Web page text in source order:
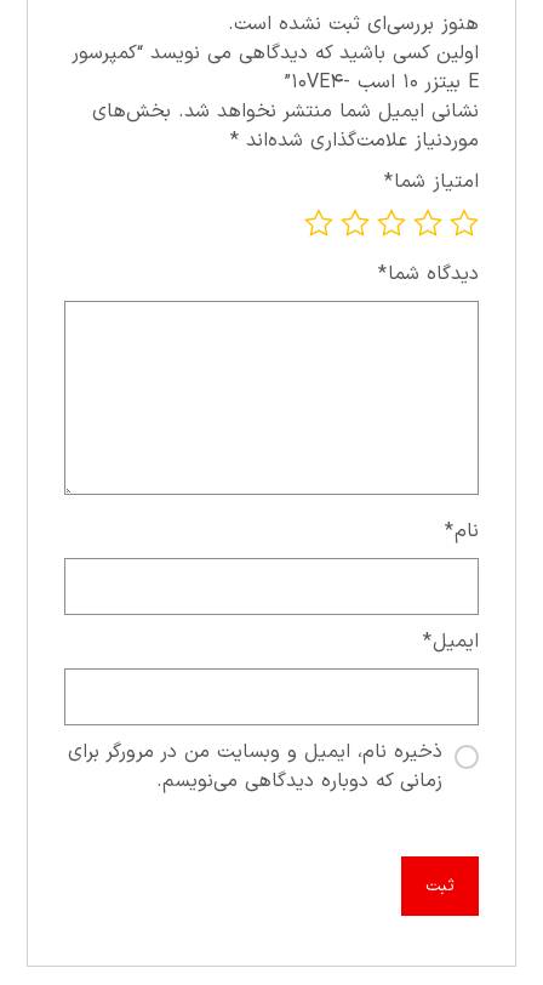
هنوز بررسی‌ای ثبت نشده است.
اولین کسی باشید که دیدگاهی می نویسد “کمپرسور
E بيتزر ۱۰ اسب -۱۰VE۴”
نشانی ایمیل شما منتشر نخواهد شد. بخش‌های
موردنیاز علامت‌گذاری شده‌اند*
امتیاز شما*
دیدگاه شما*
نام*
ایمیل*
ذخیره نام، ایمیل و وبسایت من در مرورگر برای
زمانی که دوباره دیدگاهی می‌نویسم.